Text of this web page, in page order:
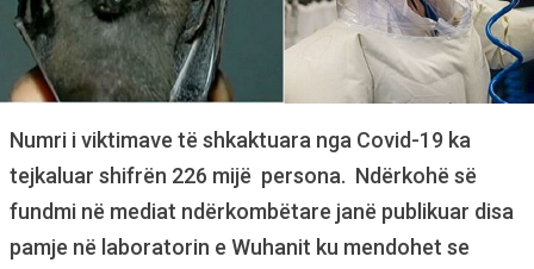
Numri i viktimave të shkaktuara nga Covid-19 ka
tejkaluar shifrën 226 mijë persona. Ndërkohë së
fundmi në mediat ndërkombëtare janë publikuar disa
pamje në laboratorin e Wuhanit ku mendohet se